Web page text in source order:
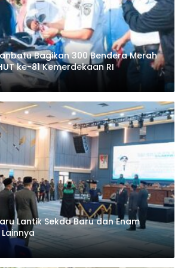
Bagikan 300 Bendera Merah
ke-81 Kemerdekaan RI
Lantik Sekda Baru dan Enam